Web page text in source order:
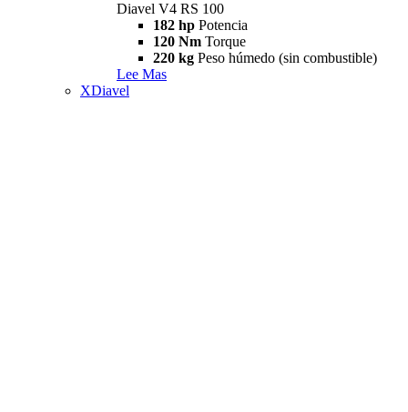
Diavel V4 RS 100
182 hp Potencia
120 Nm Torque
220 kg Peso húmedo (sin combustible)
Lee Mas
XDiavel